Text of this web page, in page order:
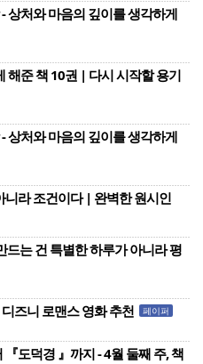
상처와 마음의 깊이를 생각하게
해준 책 10권 | 다시 시작할 용기
상처와 마음의 깊이를 생각하게
라 조건이다 | 완벽한 원시인
는 건 특별한 하루가 아니라 평
즈니 로맨스 영화 추천 페이퍼
도덕경 』까지 - ​4월 둘째 주, 책